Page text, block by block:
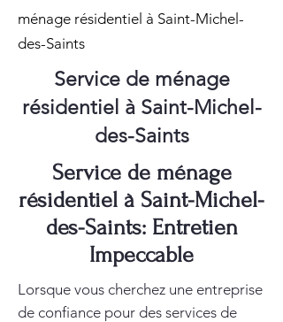
ménage résidentiel à Saint-Michel-
des-Saints
Service de ménage
résidentiel à Saint-Michel-
des-Saints
Service de ménage
résidentiel à Saint-Michel-
des-Saints: Entretien
Impeccable
Lorsque vous cherchez une entreprise
de confiance pour des services de